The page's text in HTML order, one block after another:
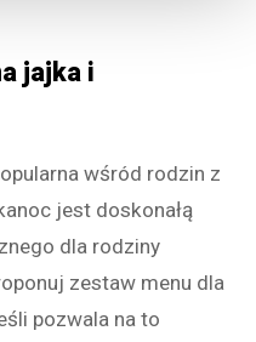
jajka i
wśród rodzin z
jest doskonałą
dla rodziny
zestaw menu dla
pozwala na to